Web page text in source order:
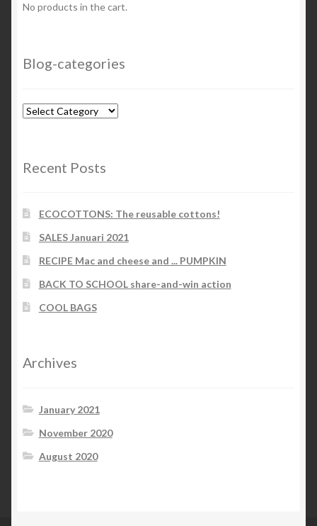
No products in the cart.
Blog-categories
Blog-
Recent Posts
ECOCOTTONS: The reusable cottons!
SALES Januari 2021
RECIPE Mac and cheese and ... PUMPKIN
BACK TO SCHOOL share-and-win action
COOL BAGS
Archives
January 2021
November 2020
August 2020